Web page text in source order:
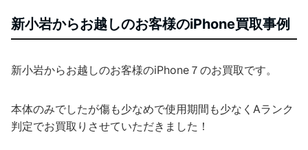
新小岩からお越しのお客様のiPhone買取事例
新小岩からお越しのお客様のiPhone７のお買取です。
本体のみでしたが傷も少なめで使用期間も少なくAランク
判定でお買取りさせていただきました！